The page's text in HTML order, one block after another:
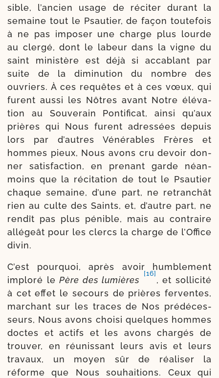
sible, l’ancien usage de réci­ter durant la
semaine tout le Psautier, de façon tou­te­fois
à ne pas impo­ser une charge plus lourde
au cler­gé, dont le labeur dans la vigne du
saint minis­tère est déjà si acca­blant par
suite de la dimi­nu­tion du nombre des
ouvriers. À ces requêtes et à ces vœux, qui
furent aus­si les Nôtres avant Notre élé­va­
tion au Souverain Pontificat, ain­si qu’aux
prières qui Nous furent adres­sées depuis
lors par d’autres Vénérables Frères et
hommes pieux, Nous avons cru devoir don­
ner satis­fac­tion, en pre­nant garde néan­
moins que la réci­ta­tion de tout le Psautier
chaque semaine, d’une part, ne retran­chât
rien au culte des Saints, et, d’autre part, ne
ren­dît pas plus pénible, mais au contraire
allé­geât pour les clercs la charge de l’Office
divin.
C’est pour­quoi, après avoir hum­ble­ment
implo­ré lePère des lumières
[16]
, et sol­li­ci­té
à cet effet le secours de prières fer­ventes,
mar­chant sur les traces de Nos pré­dé­ces­
seurs, Nous avons choi­si quelques hommes
doctes et actifs et les avons char­gés de
trou­ver, en réunis­sant leurs avis et leurs
tra­vaux, un moyen sûr de réa­li­ser la
réforme que Nous sou­hai­tions. Ceux qui